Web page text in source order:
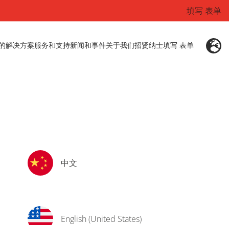
填写 表单
解决方案服务和支持新闻和事件关于我们招贤纳士填写 表单
中文
English (United States)